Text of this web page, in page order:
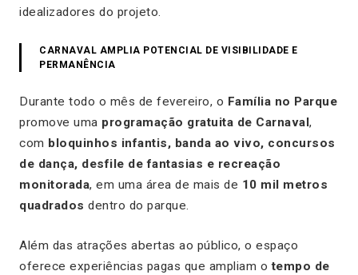
idealizadores do projeto.
CARNAVAL AMPLIA POTENCIAL DE VISIBILIDADE E
PERMANÊNCIA
Durante todo o mês de fevereiro, o Família no Parque
promove uma programação gratuita de Carnaval,
com bloquinhos infantis, banda ao vivo, concursos
de dança, desfile de fantasias e recreação
monitorada, em uma área de mais de 10 mil metros
quadrados dentro do parque.
Além das atrações abertas ao público, o espaço
oferece experiências pagas que ampliam otempo de